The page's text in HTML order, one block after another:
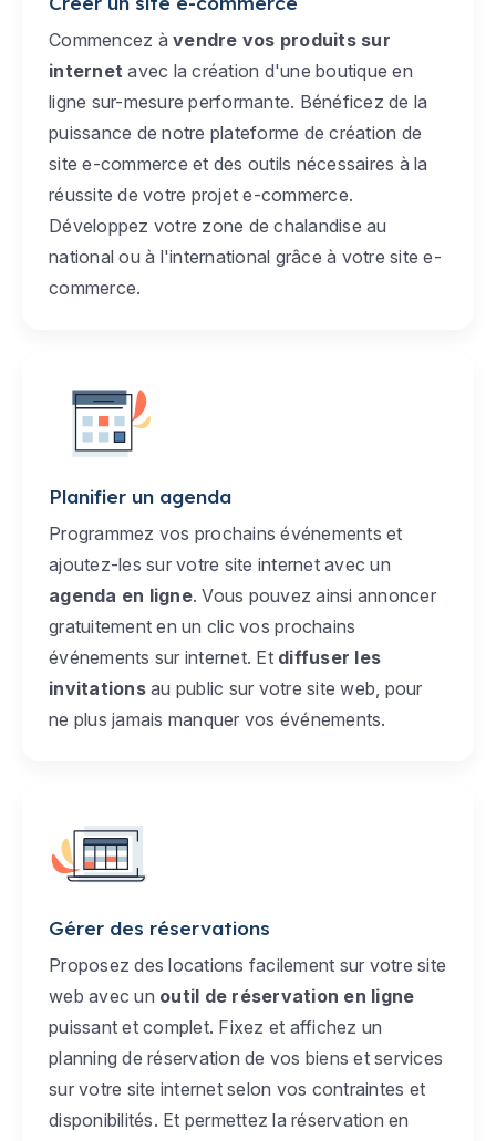
Commencez à vendre vos produits sur
internet avec la création d'une boutique en
ligne sur-mesure performante. Bénéficez de la
puissance de notre plateforme de création de
site e-commerce et des outils nécessaires à la
réussite de votre projet e-commerce.
Développez votre zone de chalandise au
national ou à l'international grâce à votre site e-
commerce.
Planifier un agenda
Programmez vos prochains événements et
ajoutez-les sur votre site internet avec un
agenda en ligne. Vous pouvez ainsi annoncer
gratuitement en un clic vos prochains
événements sur internet. Et diffuser les
invitationsau public sur votre site web, pour
ne plus jamais manquer vos événements.
Gérer des réservations
Proposez des locations facilement sur votre site
web avec un outil de réservation en ligne
puissant et complet. Fixez et affichez un
planning de réservation de vos biens et services
sur votre site internet selon vos contraintes et
disponibilités. Et permettez la réservation en